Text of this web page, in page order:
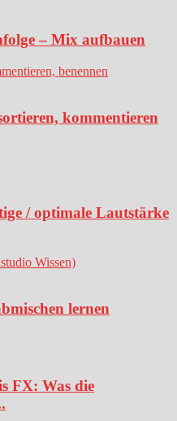
– Mix aufbauen
kommentieren
/ optimale Lautstärke
lernen
FX: Was die